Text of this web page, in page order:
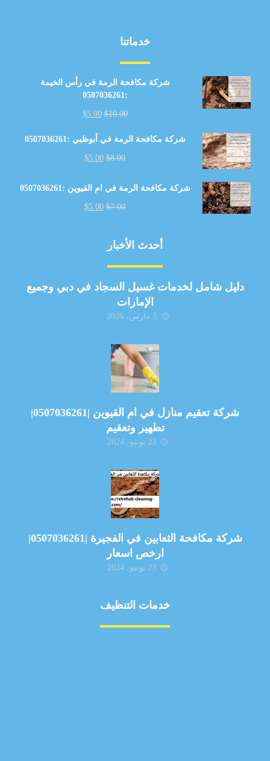
خدماتنا
شركة مكافحة الرمة في رأس الخيمة
:0507036261
$10.00
$5.00
شركة مكافحة الرمة في أبوظبي :0507036261
$8.00
$5.00
شركة مكافحة الرمة في ام القيوين :0507036261
$7.00
$5.00
أحدث الأخبار
دليل شامل لخدمات غسيل السجاد في دبي وجميع
الإمارات
5 مارس، 2026
شركة تعقيم منازل في ام القيوين |0507036261|
تطهير وتعقيم
23 يونيو، 2024
شركة مكافحة الثعابين في الفجيرة |0507036261|
ارخص اسعار
23 يونيو، 2024
خدمات التنظيف